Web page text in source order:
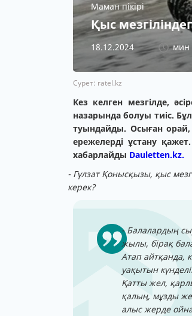
Маман пікірі
Қыс
18.12.2024 мин
Сурет: ratel.kz
Кез келген мезгілде,
назарында болуы тиіс.
туындайды. Осыған орай,
ережелерді ұстану
хабарлайды Dauletten.kz.
- Гүлзат Қонысқызы, қыс
керек?
- Балалардың
жылы, бірақ
Атап айтқанда,
уақытын
Қатты жел,
қалың, мұзды
алыс жерде